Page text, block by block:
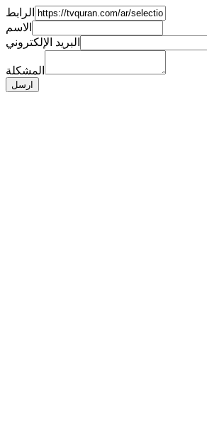
الرابط
الاسم
البريد الإلكتروني
المشكلة
ارسل